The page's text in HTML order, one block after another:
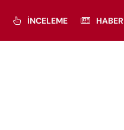
İNCELEME HABER